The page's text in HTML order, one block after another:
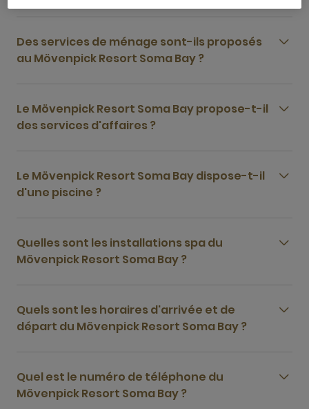
Des services de ménage sont-ils proposés
au Mövenpick Resort Soma Bay ?
Le Mövenpick Resort Soma Bay propose-t-il
des services d'affaires ?
Le Mövenpick Resort Soma Bay dispose-t-il
d'une piscine ?
Quelles sont les installations spa du
Mövenpick Resort Soma Bay ?
Quels sont les horaires d'arrivée et de
départ du Mövenpick Resort Soma Bay ?
Quel est le numéro de téléphone du
Mövenpick Resort Soma Bay ?